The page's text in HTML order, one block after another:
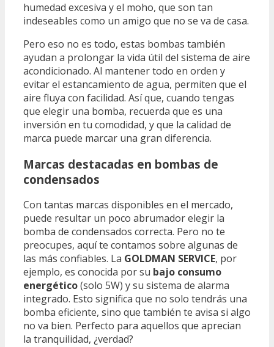
humedad excesiva y el moho, que son tan
indeseables como un amigo que no se va de casa.
Pero eso no es todo, estas bombas también
ayudan a prolongar la vida útil del sistema de aire
acondicionado. Al mantener todo en orden y
evitar el estancamiento de agua, permiten que el
aire fluya con facilidad. Así que, cuando tengas
que elegir una bomba, recuerda que es una
inversión en tu comodidad, y que la calidad de
marca puede marcar una gran diferencia.
Marcas destacadas en bombas de
condensados
Con tantas marcas disponibles en el mercado,
puede resultar un poco abrumador elegir la
bomba de condensados correcta. Pero no te
preocupes, aquí te contamos sobre algunas de
las más confiables. La GOLDMAN SERVICE, por
ejemplo, es conocida por su bajo consumo
energético(solo 5W) y su sistema de alarma
integrado. Esto significa que no solo tendrás una
bomba eficiente, sino que también te avisa si algo
no va bien. Perfecto para aquellos que aprecian
la tranquilidad, ¿verdad?